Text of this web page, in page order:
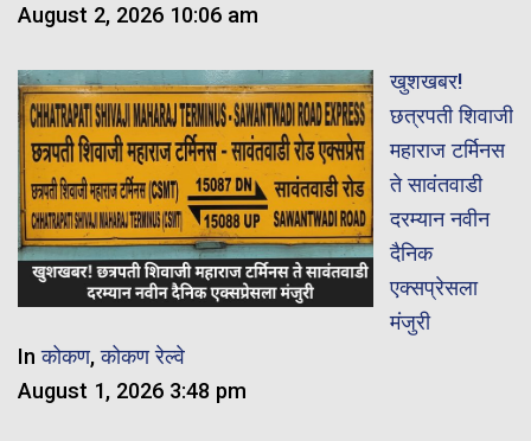
August 2, 2026 10:06 am
खुशखबर!
छत्रपती शिवाजी
महाराज टर्मिनस
ते सावंतवाडी
दरम्यान नवीन
दैनिक
एक्सप्रेसला
मंजुरी
Inकोकण,कोकण रेल्वे
August 1, 2026 3:48 pm